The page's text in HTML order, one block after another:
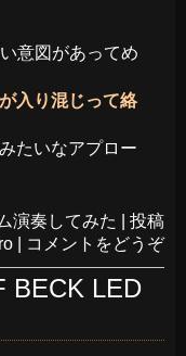
意図があってめ
入り混じって絡
たいなアプロー
演奏してみた
投稿
コメントをどうぞ
BECK LED